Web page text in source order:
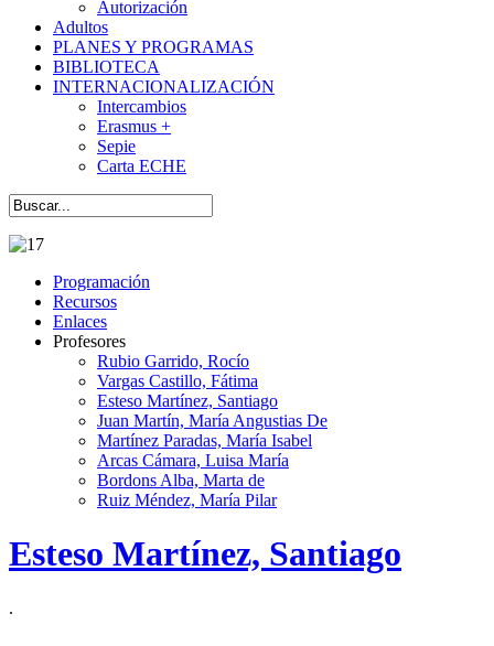
Autorización
Adultos
PLANES Y PROGRAMAS
BIBLIOTECA
INTERNACIONALIZACIÓN
Intercambios
Erasmus +
Sepie
Carta ECHE
Programación
Recursos
Enlaces
Profesores
Rubio Garrido, Rocío
Vargas Castillo, Fátima
Esteso Martínez, Santiago
Juan Martín, María Angustias De
Martínez Paradas, María Isabel
Arcas Cámara, Luisa María
Bordons Alba, Marta de
Ruiz Méndez, María Pilar
Esteso Martínez, Santiago
.